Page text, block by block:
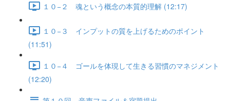
１０−２ 魂という概念の本質的理解 (12:17)
１０−３ インプットの質を上げるためのポイント
(11:51)
１０−４ ゴールを体現して生きる習慣のマネジメント
(12:20)